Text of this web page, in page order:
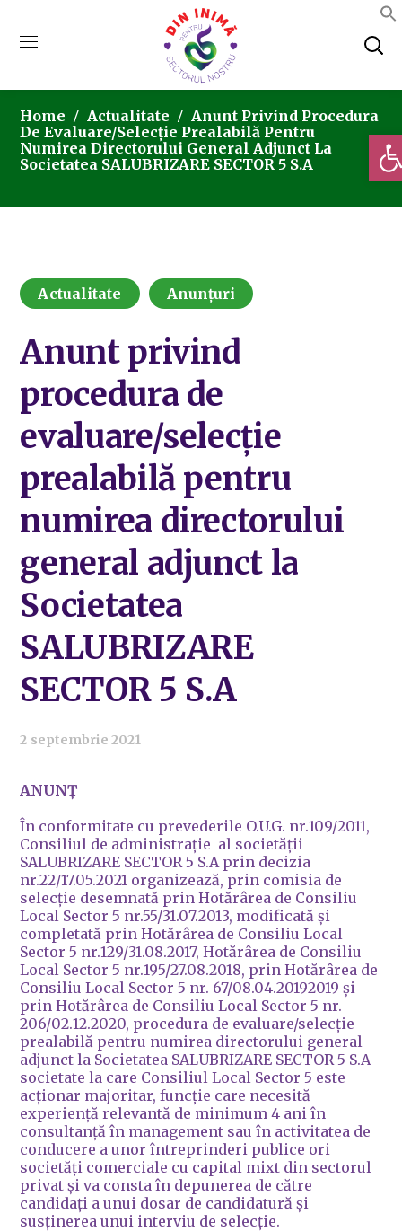
Home Actualitate
Anunt Privind Procedura
De Evaluare/selecție Prealabilă Pentru
Numirea Directorului General Adjunct La
Societatea SALUBRIZARE SECTOR 5 S.A
Actualitate Anunțuri
Anunt privind
procedura de
evaluare/selecție
prealabilă pentru
numirea directorului
general adjunct la
Societatea
SALUBRIZARE
SECTOR 5 S.A
2 septembrie 2021
ANUNȚ
În conformitate cu prevederile O.U.G. nr.109/2011,
Consiliul de administrație al societății
SALUBRIZARE SECTOR 5 S.A prin decizia
nr.22/17.05.2021 organizează, prin comisia de
selecție desemnată prin Hotărârea de Consiliu
Local Sector 5 nr.55/31.07.2013, modificată și
completată prin Hotărârea de Consiliu Local
Sector 5 nr.129/31.08.2017, Hotărârea de Consiliu
Local Sector 5 nr.195/27.08.2018, prin Hotărârea de
Consiliu Local Sector 5 nr. 67/08.04.20192019 și
prin Hotărârea de Consiliu Local Sector 5 nr.
206/02.12.2020, procedura de evaluare/selecție
prealabilă pentru numirea directorului general
adjunct la Societatea SALUBRIZARE SECTOR 5 S.A
societate la care Consiliul Local Sector 5 este
acționar majoritar, funcție care necesită
experiență relevantă de minimum 4 ani în
consultanță în management sau în activitatea de
conducere a unor întreprinderi publice ori
societăți comerciale cu capital mixt din sectorul
privat și va consta în depunerea de către
candidați a unui dosar de candidatură și
susținerea unui interviu de selecție.